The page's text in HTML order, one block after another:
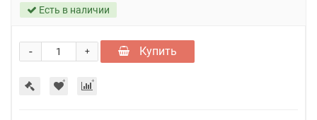
Есть в наличии
+
- Купить